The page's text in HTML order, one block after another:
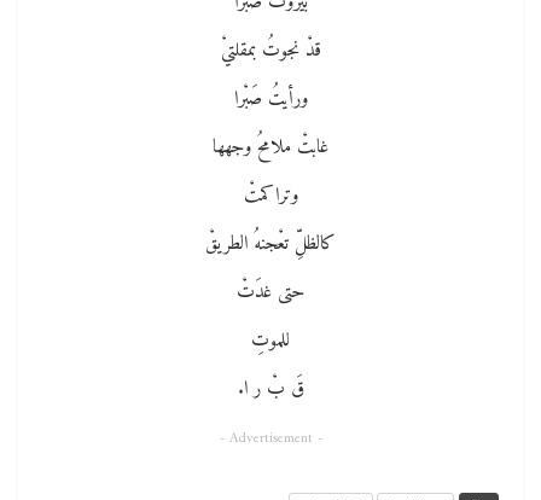
قدْ نجوتُ بمقلتيْ
ورأيتُ صَبْرا
غابتْ ملامحُ وجهها
وتراكمتْ
كالظلِّ تعْجنهُ الطريقْ
حتى غدَتْ
للموتِ
قَ بْ ر ا.
- Advertisement -